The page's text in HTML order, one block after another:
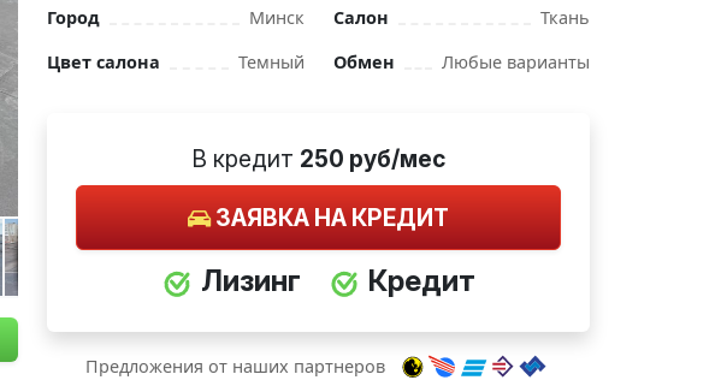
Город
Минск Салон
Ткань
Цвет салона
Темный Обмен Любые варианты
В кредит 250 руб/мес
ЗАЯВКА НА КРЕДИТ
Лизинг Кредит
Предложения от наших партнеров